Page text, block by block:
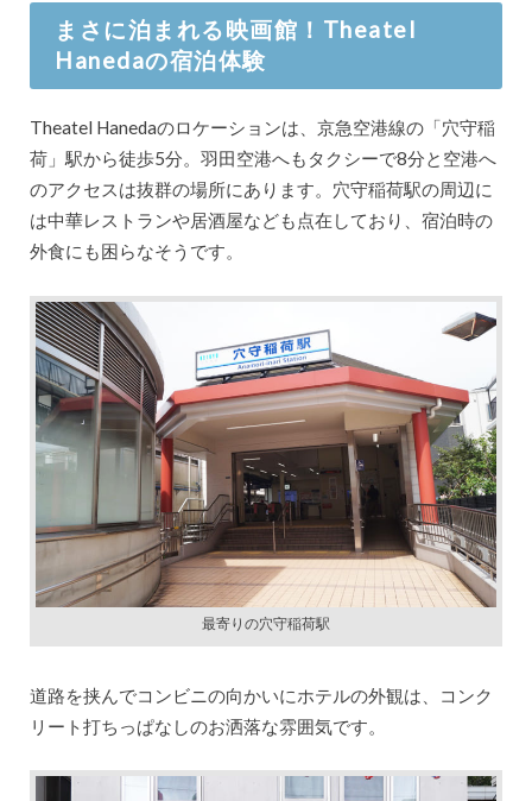
まさに泊まれる映画館！Theatel
Hanedaの宿泊体験
Theatel Hanedaのロケーションは、京急空港線の「穴守稲
荷」駅から徒歩5分。羽田空港へもタクシーで8分と空港へ
のアクセスは抜群の場所にあります。穴守稲荷駅の周辺に
は中華レストランや居酒屋なども点在しており、宿泊時の
外食にも困らなそうです。
最寄りの穴守稲荷駅
道路を挟んでコンビニの向かいにホテルの外観は、コンク
リート打ちっぱなしのお洒落な雰囲気です。